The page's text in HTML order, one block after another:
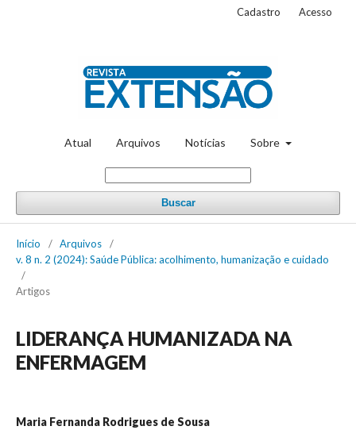
Atual Arquivos Notícias Sobre
Buscar
Cadastro Acesso
Início / Arquivos
/
v. 8 n. 2 (2024): Saúde Pública: acolhimento, humanização e cuidado
/
Artigos
LIDERANÇA HUMANIZADA NA
ENFERMAGEM
Maria Fernanda Rodrigues de Sousa